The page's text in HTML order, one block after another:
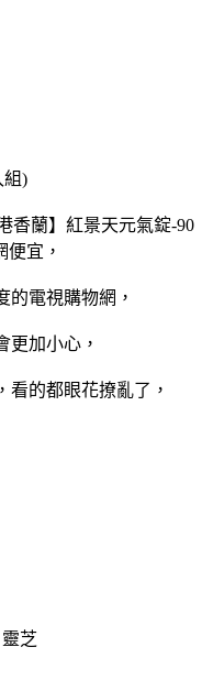
組)
香蘭】紅景天元氣錠-90
宜，
的電視購物網，
更加小心，
看的都眼花撩亂了，
芝